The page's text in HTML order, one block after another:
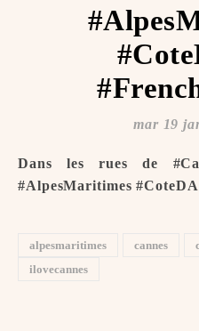
mar 19
Dans les rues de #Cannes ?️ #ILoveCannes ️
#AlpesMaritimes
alpesmaritimes cannes
ilovecannes